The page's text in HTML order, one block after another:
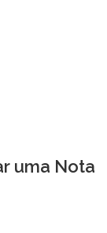
uma Nota